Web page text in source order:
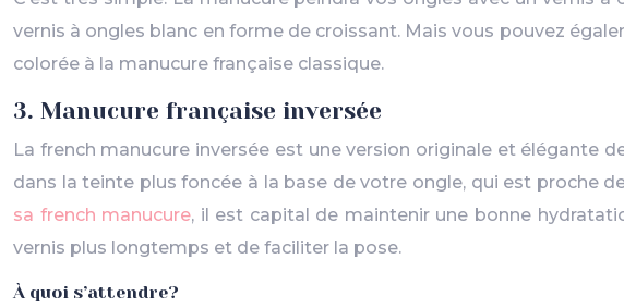
vernis à ongles blanc en forme de croissant. Mais vous pouvez
colorée à la manucure française classique.
3. Manucure française inversée
La french manucure inversée est une version originale et élégante
dans la teinte plus foncée à la base de votre ongle, qui est proche
sa french manucure, il est capital de maintenir une bonne
vernis plus longtemps et de faciliter la pose.
À quoi s’attendre?